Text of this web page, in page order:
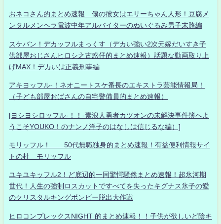
おネコさん的まとめ速報 僕の彼女はエリーちゃん人形！豆腐メ
ンタルメンヘラ電波中年アルバイターのぬいぐるみ男子末路編
スケバン！デカッフルまっくす（デカい強い2次元嫁だいすき子
供部屋おじさんヒロシ之古惑仔的まとめ速報）話題な動画取り上
げMAX！デカいは正義刑事編
アキヨッフル-！ネオニートスケ番長のエキストラ芸能情報局！
（子ども部屋おばさんの自宅警備員的まとめ速報）
[ヨシヨシロッフル-！！-素浪人勇者カツオンの未解決事件簿へよ
うこそYOUKO！のナンノ洋子のはなしは信じるな編）]
モリッフル！ 50代無職独身的まとめ速報！有益便利情報サイ
トの杜 モリッフル
ユキユキッフル2！ど底辺的一同驚愕騒然まとめ速報！超氷河期
世代！人生の強制ロスカットですべてを失ったキグナス氷子の愛
のクリスタルキングボンビー脱出大作戦
ヒロコンプレックスNIGHT 的まとめ速報！！子供が欲しいど陰キ